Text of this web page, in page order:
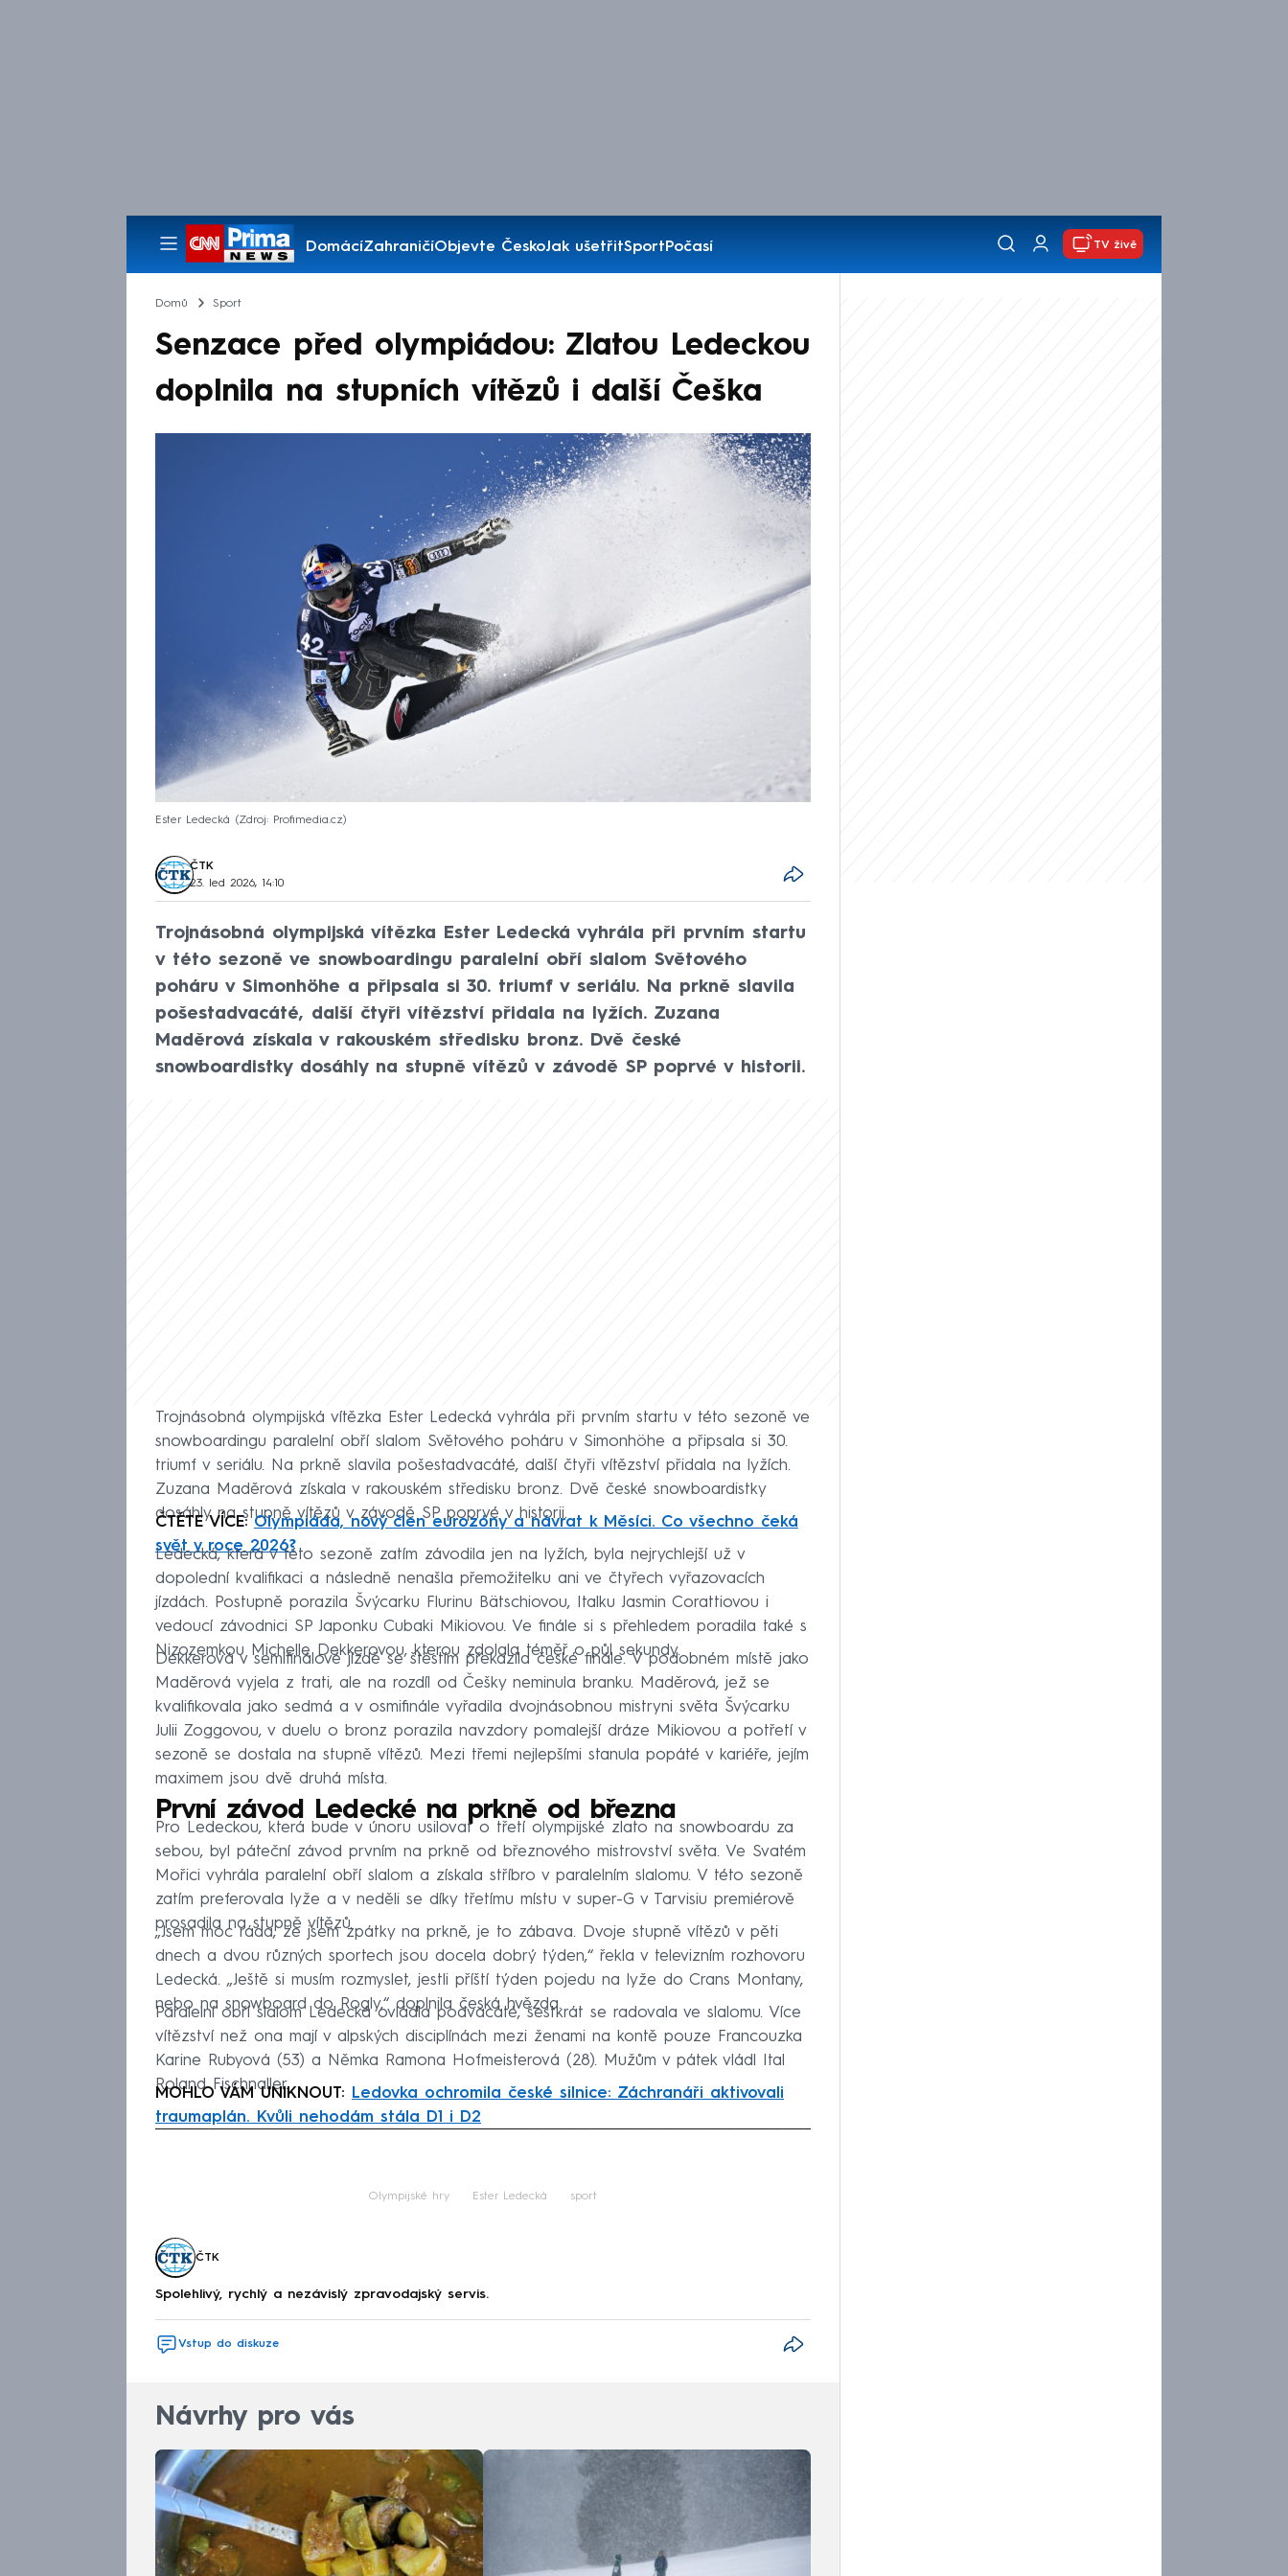
DomácíZahraničíObjevte ČeskoJak ušetřitSportPočasí
Pořady
TV živě
Domů Sport
Senzace před olympiádou: Zlatou Ledeckou
doplnila na stupních vítězů i další Češka
Ester Ledecká Zdroj: Profimedia.cz
ČTK
23. led 2026, 14:10
Trojnásobná olympijská vítězka Ester Ledecká vyhrála při prvním startu
v této sezoně ve snowboardingu paralelní obří slalom Světového
poháru v Simonhöhe a připsala si 30. triumf v seriálu. Na prkně slavila
pošestadvacáté, další čtyři vítězství přidala na lyžích. Zuzana
Maděrová získala v rakouském středisku bronz. Dvě české
snowboardistky dosáhly na stupně vítězů v závodě SP poprvé v historii.
Trojnásobná olympijská vítězka Ester Ledecká vyhrála při prvním startu v této sezoně ve
snowboardingu paralelní obří slalom Světového poháru v Simonhöhe a připsala si 30.
triumf v seriálu. Na prkně slavila pošestadvacáté, další čtyři vítězství přidala na lyžích.
Zuzana Maděrová získala v rakouském středisku bronz. Dvě české snowboardistky
dosáhly na stupně vítězů v závodě SP poprvé v historii.
ČTĚTE VÍCE:Olympiáda, nový člen eurozóny a návrat k Měsíci. Co všechno čeká
svět v roce 2026?
Ledecká, která v této sezoně zatím závodila jen na lyžích, byla nejrychlejší už v
dopolední kvalifikaci a následně nenašla přemožitelku ani ve čtyřech vyřazovacích
jízdách. Postupně porazila Švýcarku Flurinu Bätschiovou, Italku Jasmin Corattiovou i
vedoucí závodnici SP Japonku Cubaki Mikiovou. Ve finále si s přehledem poradila také s
Nizozemkou Michelle Dekkerovou, kterou zdolala téměř o půl sekundy.
Dekkerová v semifinálové jízdě se štěstím překazila české finále. V podobném místě jako
Maděrová vyjela z trati, ale na rozdíl od Češky neminula branku. Maděrová, jež se
kvalifikovala jako sedmá a v osmifinále vyřadila dvojnásobnou mistryni světa Švýcarku
Julii Zoggovou, v duelu o bronz porazila navzdory pomalejší dráze Mikiovou a potřetí v
sezoně se dostala na stupně vítězů. Mezi třemi nejlepšími stanula popáté v kariéře, jejím
maximem jsou dvě druhá místa.
První závod Ledecké na prkně od března
Pro Ledeckou, která bude v únoru usilovat o třetí olympijské zlato na snowboardu za
sebou, byl páteční závod prvním na prkně od březnového mistrovství světa. Ve Svatém
Mořici vyhrála paralelní obří slalom a získala stříbro v paralelním slalomu. V této sezoně
zatím preferovala lyže a v neděli se díky třetímu místu v super-G v Tarvisiu premiérově
prosadila na stupně vítězů.
„Jsem moc ráda, že jsem zpátky na prkně, je to zábava. Dvoje stupně vítězů v pěti
dnech a dvou různých sportech jsou docela dobrý týden,“ řekla v televizním rozhovoru
Ledecká. „Ještě si musím rozmyslet, jestli příští týden pojedu na lyže do Crans Montany,
nebo na snowboard do Rogly,“ doplnila česká hvězda.
Paralelní obří slalom Ledecká ovládla podvacáté, šestkrát se radovala ve slalomu. Více
vítězství než ona mají v alpských disciplínách mezi ženami na kontě pouze Francouzka
Karine Rubyová (53) a Němka Ramona Hofmeisterová (28). Mužům v pátek vládl Ital
Roland Fischnaller.
MOHLO VÁM UNIKNOUT:
Ledovka ochromila české silnice: Záchranáři aktivovali
traumaplán. Kvůli nehodám stála D1 i D2
Olympijské hry Ester Ledecká sport
ČTK
Spolehlivý, rychlý a nezávislý zpravodajský servis.
Vstup do diskuze
Návrhy pro vás